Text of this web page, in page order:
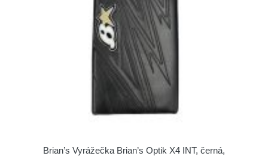
Brian’s Vyrážečka Brian’s Optik X4 INT, černá,